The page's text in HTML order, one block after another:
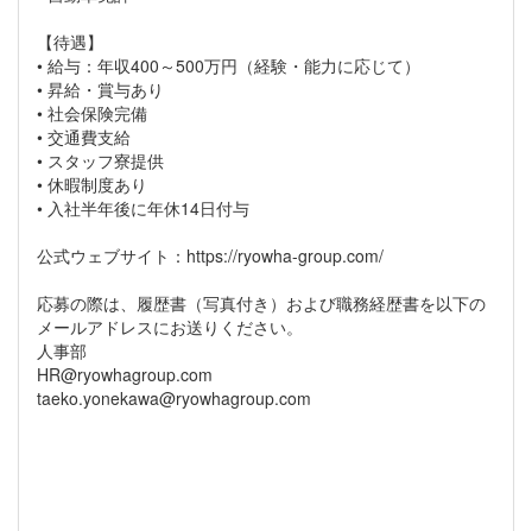
【待遇】
• 給与：年収400～500万円（経験・能力に応じて）
• 昇給・賞与あり
• 社会保険完備
• 交通費支給
• スタッフ寮提供
• 休暇制度あり
• 入社半年後に年休14日付与
公式ウェブサイト：https://ryowha-group.com/
応募の際は、履歴書（写真付き）および職務経歴書を以下の
メールアドレスにお送りください。
人事部
HR@ryowhagroup.com
taeko.yonekawa@ryowhagroup.com